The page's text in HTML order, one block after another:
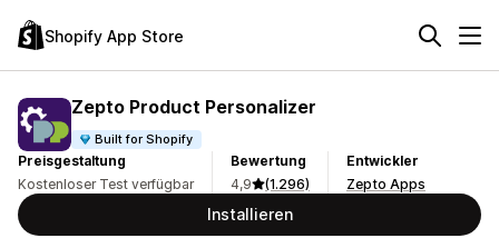
Shopify App Store
Zepto Product Personalizer
Built for Shopify
Preisgestaltung
Kostenloser Test verfügbar
Bewertung
4,9
(1.296)
Entwickler
Zepto Apps
Installieren